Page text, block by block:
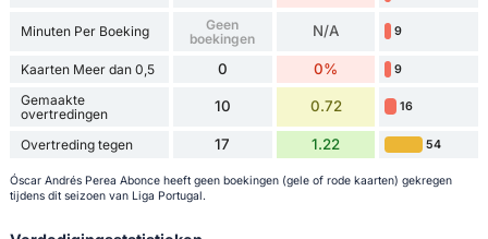
Minuten Per Boeking
Geen
boekingen
N/A 9
Kaarten Meer dan 0,5 0 0% 9
Gemaakte
overtredingen
10 0.72 16
Overtreding tegen 17 1.22 54
Óscar Andrés Perea Abonce heeft geen boekingen (gele of rode kaarten) gekregen
tijdens dit seizoen van Liga Portugal.